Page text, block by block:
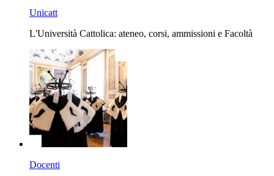
Unicatt
L'Università Cattolica: ateneo, corsi, ammissioni e Facoltà
Docenti